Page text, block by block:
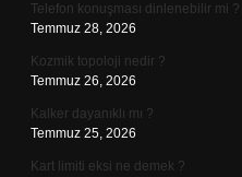
Telefon konuşması dinlenebilir mi ?
Temmuz 28, 2026
Kozmik topoloji nedir ?
Temmuz 26, 2026
Kalker dayanıklı mı ?
Temmuz 25, 2026
Kart limiti eksi ne demek ?